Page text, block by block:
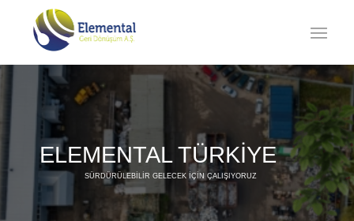
ELEMENTAL TÜRKİYE
SÜRDÜRÜLEBİLİR GELECEK İÇİN ÇALIŞIYORUZ